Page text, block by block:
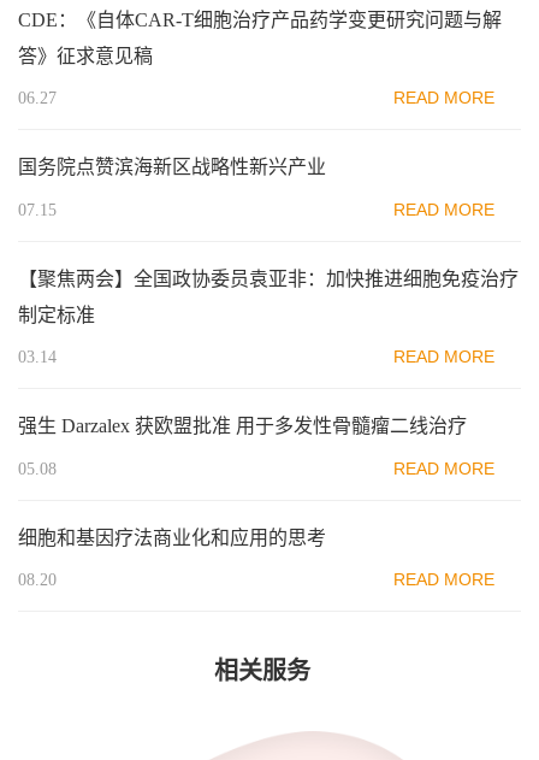
CDE：《自体CAR-T细胞治疗产品药学变更研究问题与解
答》征求意见稿
06.27 READ MORE
国务院点赞滨海新区战略性新兴产业
07.15 READ MORE
【聚焦两会】全国政协委员袁亚非：加快推进细胞免疫治疗
制定标准
03.14 READ MORE
强生 Darzalex 获欧盟批准 用于多发性骨髓瘤二线治疗
05.08 READ MORE
细胞和基因疗法商业化和应用的思考
08.20 READ MORE
相关服务